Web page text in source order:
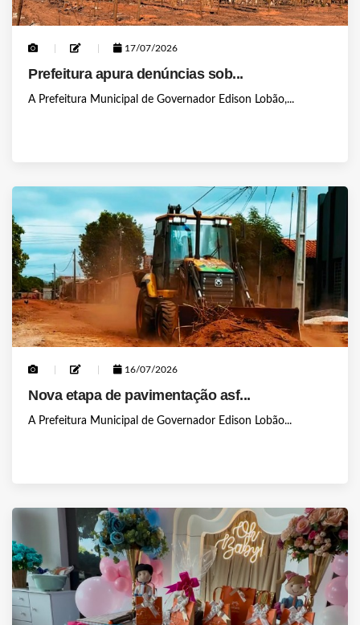
17/07/2026
Prefeitura apura denúncias sob...
A Prefeitura Municipal de Governador Edison Lobão,...
16/07/2026
Nova etapa de pavimentação asf...
A Prefeitura Municipal de Governador Edison Lobão...